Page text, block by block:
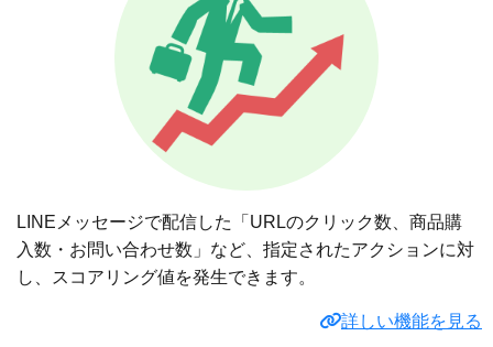
LINEメッセージで配信した「URLのクリック数、商品購
入数・お問い合わせ数」など、指定されたアクションに対
し、スコアリング値を発生できます。
詳しい機能を見る